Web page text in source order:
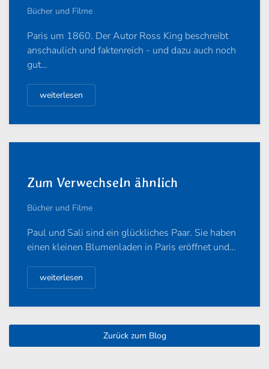
Bücher und Filme
Paris um 1860. Der Autor Ross King beschreibt
anschaulich und faktenreich - und dazu auch noch
gut…
weiterlesen
Zum Verwechseln ähnlich
Bücher und Filme
Paul und Sali sind ein glückliches Paar. Sie haben
einen kleinen Blumenladen in Paris eröffnet und…
weiterlesen
Zurück zum Blog